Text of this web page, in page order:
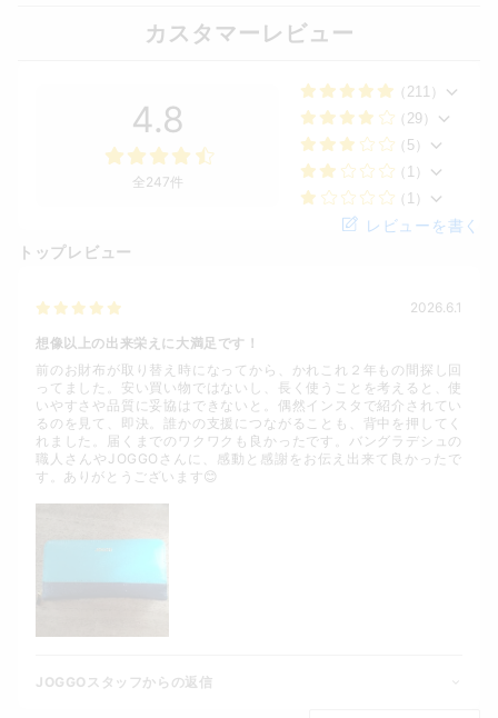
カスタマーレビュー
4.8
全247件
（211）
（29）
（5）
（1）
（1）
レビューを書く
トップレビュー
2026.6.1
想像以上の出来栄えに大満足です！
前のお財布が取り替え時になってから、かれこれ２年もの間探し回
ってました。安い買い物ではないし、長く使うことを考えると、使
いやすさや品質に妥協はできないと。偶然インスタで紹介されてい
るのを見て、即決。誰かの支援につながることも、背中を押してく
れました。届くまでのワクワクも良かったです。バングラデシュの
職人さんやJOGGOさんに、感動と感謝をお伝え出来て良かったで
す。ありがとうございます😊
JOGGOスタッフからの返信